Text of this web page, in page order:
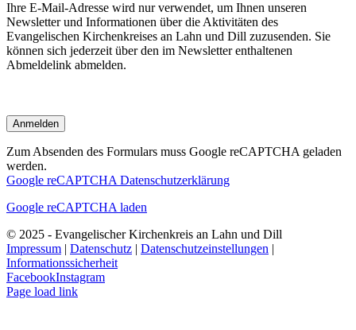
Ihre E-Mail-Adresse wird nur verwendet, um Ihnen unseren
Newsletter und Informationen über die Aktivitäten des
Evangelischen Kirchenkreises an Lahn und Dill zuzusenden. Sie
können sich jederzeit über den im Newsletter enthaltenen
Abmeldelink abmelden.
Zum Absenden des Formulars muss Google reCAPTCHA geladen
werden.
Google reCAPTCHA Datenschutzerklärung
Google reCAPTCHA laden
© 2025 - Evangelischer Kirchenkreis an Lahn und Dill
Impressum | Datenschutz | Datenschutzeinstellungen |
Informationssicherheit
FacebookInstagram
Page load link